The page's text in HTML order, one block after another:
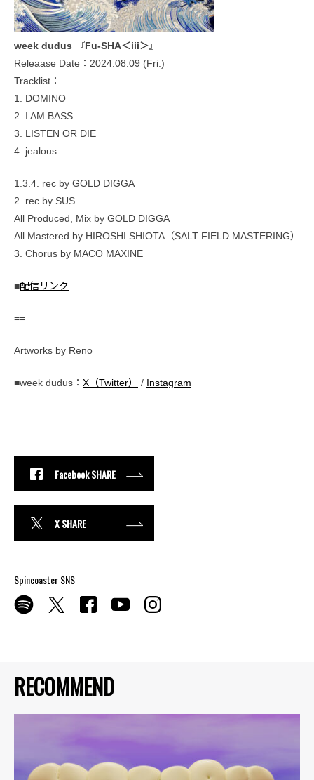
RECOMMEND
week dudus 『Fu-SHA＜iii＞』
Releaase Date：2024.08.09 (Fri.)
Tracklist：
1. DOMINO
2. I AM BASS
3. LISTEN OR DIE
4. jealous
1.3.4. rec by GOLD DIGGA
2. rec by SUS
All Produced, Mix by GOLD DIGGA
All Mastered by HIROSHI SHIOTA（SALT FIELD MASTERING）
3. Chorus by MACO MAXINE
■配信リンク
==
Artworks by Reno
■week dudus： X（Twitter） / Instagram
Facebook SHARE
X SHARE
Spincoaster SNS